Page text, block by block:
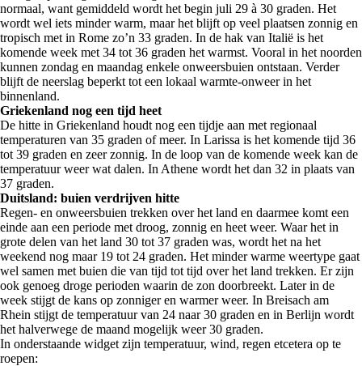
normaal, want gemiddeld wordt het begin juli 29 à 30 graden. Het
wordt wel iets minder warm, maar het blijft op veel plaatsen zonnig en
tropisch met in Rome zo’n 33 graden. In de hak van Italië is het
komende week met 34 tot 36 graden het warmst. Vooral in het noorden
kunnen zondag en maandag enkele onweersbuien ontstaan. Verder
blijft de neerslag beperkt tot een lokaal warmte-onweer in het
binnenland.
Griekenland nog een tijd heet
De hitte in Griekenland houdt nog een tijdje aan met regionaal
temperaturen van 35 graden of meer. In Larissa is het komende tijd 36
tot 39 graden en zeer zonnig. In de loop van de komende week kan de
temperatuur weer wat dalen. In Athene wordt het dan 32 in plaats van
37 graden.
Duitsland: buien verdrijven hitte
Regen- en onweersbuien trekken over het land en daarmee komt een
einde aan een periode met droog, zonnig en heet weer. Waar het in
grote delen van het land 30 tot 37 graden was, wordt het na het
weekend nog maar 19 tot 24 graden. Het minder warme weertype gaat
wel samen met buien die van tijd tot tijd over het land trekken. Er zijn
ook genoeg droge perioden waarin de zon doorbreekt. Later in de
week stijgt de kans op zonniger en warmer weer. In Breisach am
Rhein stijgt de temperatuur van 24 naar 30 graden en in Berlijn wordt
het halverwege de maand mogelijk weer 30 graden.
In onderstaande widget zijn temperatuur, wind, regen etcetera op te
roepen: